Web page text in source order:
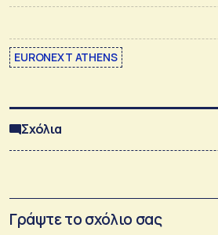
EURONEXT ATHENS
Σχόλια
Γράψτε το σχόλιο σας